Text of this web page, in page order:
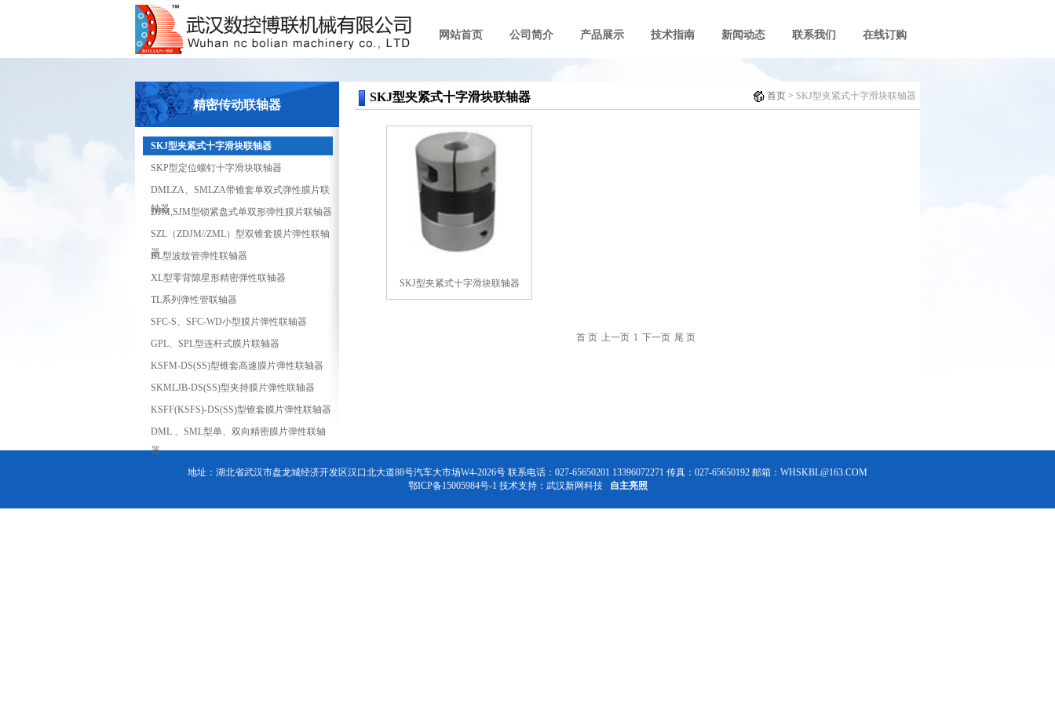
网站首页 公司简介 产品展示 技术指南 新闻动态 联系我们 在线订购
精密传动联轴器
SKJ型夹紧式十字滑块联轴器
SKP型定位螺钉十字滑块联轴器
DMLZA、SMLZA带锥套单双式弹性膜片联
轴器
DJM,SJM型锁紧盘式单双形弹性膜片联轴器
SZL（ZDJM//ZML）型双锥套膜片弹性联轴
器
BL型波纹管弹性联轴器
XL型零背隙星形精密弹性联轴器
TL系列弹性管联轴器
SFC-S、SFC-WD小型膜片弹性联轴器
GPL、SPL型连杆式膜片联轴器
KSFM-DS(SS)型锥套高速膜片弹性联轴器
SKMLJB-DS(SS)型夹持膜片弹性联轴器
KSFF(KSFS)-DS(SS)型锥套膜片弹性联轴器
DML 、SML型单、双向精密膜片弹性联轴
器
SKJ型夹紧式十字滑块联轴器 首页 > SKJ型夹紧式十字滑块联轴器
SKJ型夹紧式十字滑块联轴器
首 页 上一页 1 下一页 尾 页
地址：湖北省武汉市盘龙城经济开发区汉口北大道88号汽车大市场W4-2026号 联系电话：027-65650201 13396072271 传真：027-65650192 邮箱：WHSKBL@163.COM
鄂ICP备15005984号-1 技术支持： 武汉新网科技 自主亮照